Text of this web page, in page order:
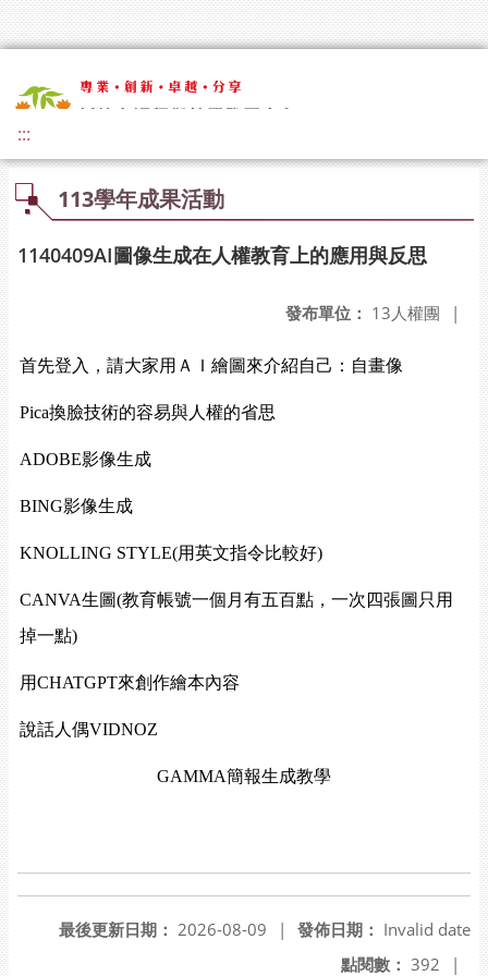
:::
113學年成果活動
1140409AI圖像生成在人權教育上的應用與反思
發布單位： 13人權團 |
首先登入，請大家用ＡＩ繪圖來介紹自己：自畫像
Pica換臉技術的容易與人權的省思
ADOBE影像生成
BING影像生成
KNOLLING STYLE(用英文指令比較好)
CANVA生圖(教育帳號一個月有五百點，一次四張圖只用
掉一點)
用CHATGPT來創作繪本內容
說話人偶VIDNOZ
GAMMA簡報生成教學
發佈日期： Invalid date
最後更新日期： 2026-08-09
|
點閱數： 392 |